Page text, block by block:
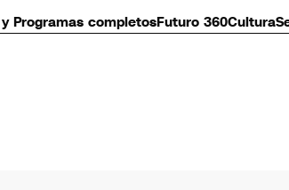
Programas completosFuturo 360Cultura